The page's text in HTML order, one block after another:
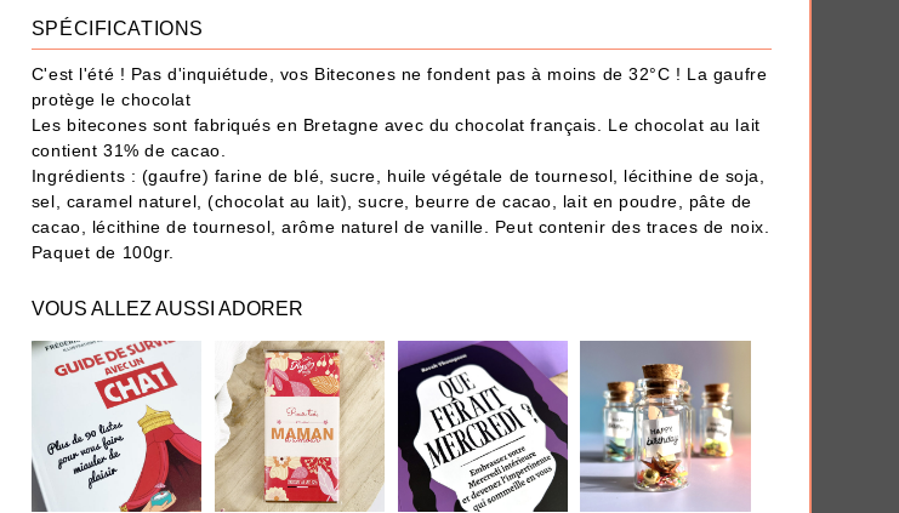
SPÉCIFICATIONS
C'est l'été ! Pas d'inquiétude, vos Bitecones ne fondent pas à moins de 32°C ! La gaufre
protège le chocolat
Les bitecones sont fabriqués en Bretagne avec du chocolat français. Le chocolat au lait
contient 31% de cacao.
Ingrédients : (gaufre) farine de blé, sucre, huile végétale de tournesol, lécithine de soja,
sel, caramel naturel, (chocolat au lait), sucre, beurre de cacao, lait en poudre, pâte de
cacao, lécithine de tournesol, arôme naturel de vanille. Peut contenir des traces de noix.
Paquet de 100gr.
VOUS ALLEZ AUSSI ADORER
AJOUTER À MA BOX
Sachet de cookies Brewkies -
Choco noisette
3.60 €
AJOUTER À MA BOX
Mousseur à lait "Parter in Cream"
21.00 €